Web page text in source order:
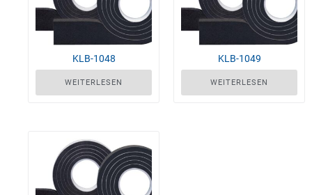
KLB-1048
WEITERLESEN
KLB-1049
WEITERLESEN